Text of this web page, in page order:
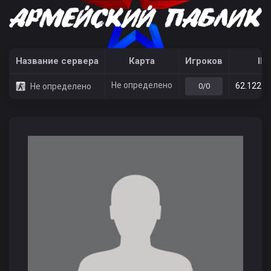
Название сервера Карта Игроков
Не определено Не определено 0/0